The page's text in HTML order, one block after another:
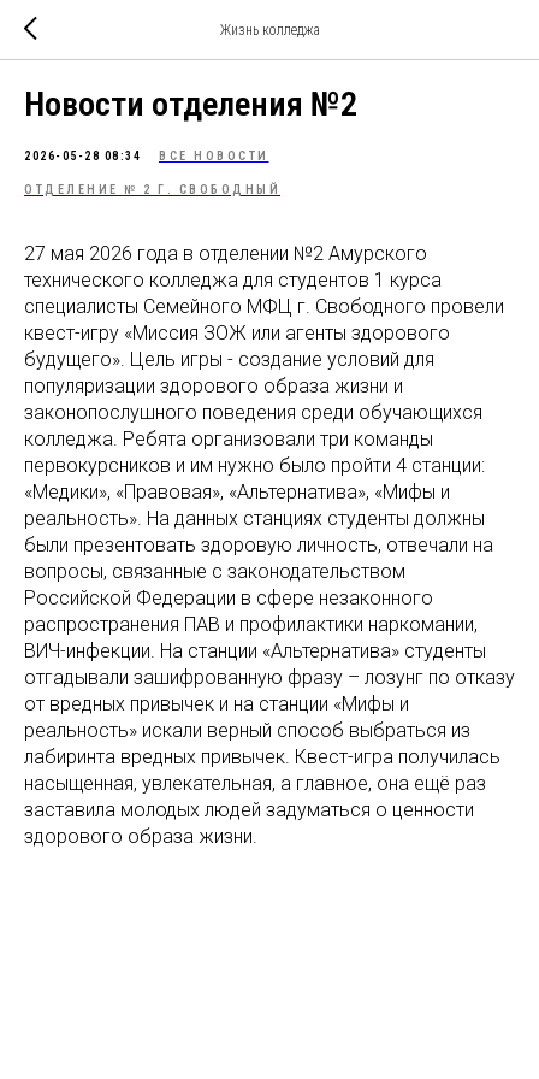
Жизнь колледжа
Новости отделения №2
2026-05-28 08:34 ВСЕ НОВОСТИ
ОТДЕЛЕНИЕ № 2 Г. СВОБОДНЫЙ
27 мая 2026 года в отделении №2 Амурского
технического колледжа для студентов 1 курса
специалисты Семейного МФЦ г. Свободного провели
квест-игру «Миссия ЗОЖ или агенты здорового
будущего». Цель игры - создание условий для
популяризации здорового образа жизни и
законопослушного поведения среди обучающихся
колледжа. Ребята организовали три команды
первокурсников и им нужно было пройти 4 станции:
«Медики», «Правовая», «Альтернатива», «Мифы и
реальность». На данных станциях студенты должны
были презентовать здоровую личность, отвечали на
вопросы, связанные с законодательством
Российской Федерации в сфере незаконного
распространения ПАВ и профилактики наркомании,
ВИЧ-инфекции. На станции «Альтернатива» студенты
отгадывали зашифрованную фразу – лозунг по отказу
от вредных привычек и на станции «Мифы и
реальность» искали верный способ выбраться из
лабиринта вредных привычек. Квест-игра получилась
насыщенная, увлекательная, а главное, она ещё раз
заставила молодых людей задуматься о ценности
здорового образа жизни.